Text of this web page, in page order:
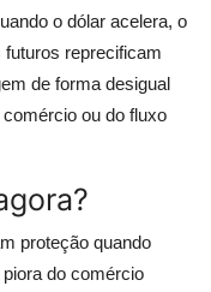
o dólar acelera, o
futuros reprecificam
de forma desigual
ou do fluxo
proteção quando
do comércio